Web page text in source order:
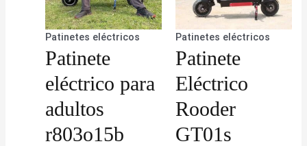
Patinetes eléctricos
Patinete
eléctrico para
adultos
r803o15b
Patinetes eléctricos
Patinete
Eléctrico
Rooder
GT01s